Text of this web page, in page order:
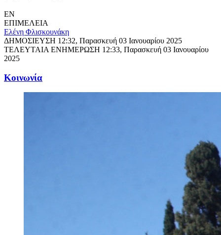
EN
ΕΠΙΜΕΛΕΙΑ
Ελένη Φλισκουνάκη
ΔΗΜΟΣΙΕΥΣΗ 12:32, Παρασκευή 03 Ιανουαρίου 2025
ΤΕΛΕΥΤΑΙΑ ΕΝΗΜΕΡΩΣΗ 12:33, Παρασκευή 03 Ιανουαρίου
2025
Κοινωνία